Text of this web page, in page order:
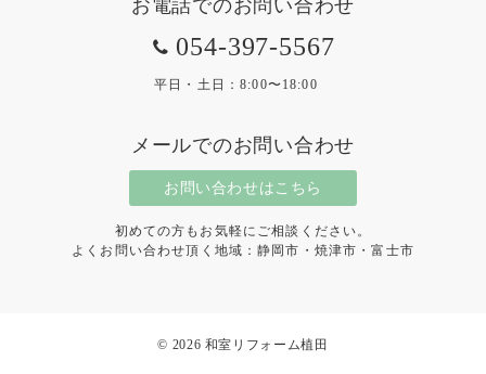
お電話でのお問い合わせ
054-397-5567
平日・土日：8:00〜18:00
メールでのお問い合わせ
お問い合わせはこちら
初めての方もお気軽にご相談ください。
よくお問い合わせ頂く地域：静岡市・焼津市・富士市
© 2026 和室リフォーム植田